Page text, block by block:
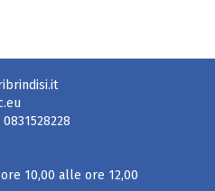
0831528228
10,00 alle ore 12,00